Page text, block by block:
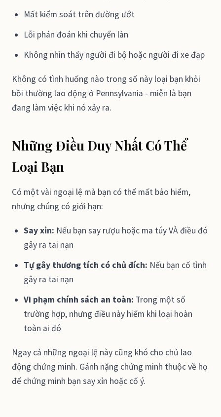
Mất kiểm soát trên đường ướt
Lỗi phán đoán khi chuyển làn
Không nhìn thấy người đi bộ hoặc người đi xe đạp
Không có tình huống nào trong số này loại bạn khỏi
bồi thường lao động ở Pennsylvania - miễn là bạn
đang làm việc khi nó xảy ra.
Những Điều Duy Nhất Có Thể
Loại Bạn
Có một vài ngoại lệ mà bạn có thể mất bảo hiểm,
nhưng chúng có giới hạn:
Say xỉn: Nếu bạn say rượu hoặc ma túy VÀ điều đó
gây ra tai nạn
Tự gây thương tích có chủ đích: Nếu bạn cố tình
gây ra tai nạn
Vi phạm chính sách an toàn: Trong một số
trường hợp, nhưng điều này hiếm khi loại hoàn
toàn ai đó
Ngay cả những ngoại lệ này cũng khó cho chủ lao
động chứng minh. Gánh nặng chứng minh thuộc về họ
để chứng minh bạn say xỉn hoặc cố ý.